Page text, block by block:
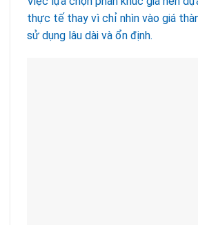
thực tế thay vì chỉ nhìn vào giá
sử dụng lâu dài và ổn định.